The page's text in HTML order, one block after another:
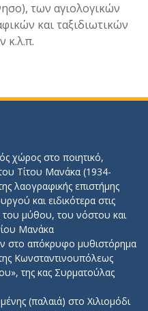
των αγιολογικών
και ταξιδιωτικών
κ.λ.π.
χώρος στο ποιητικό,
Τίτου Μανάκα (1934-
λαογραφικής επιστήμης
και ειδικότερα στις
του μύθου, του νόστου και
Μανάκα
στο απόκρυφο μυθιστόρημα
Κωνσταντινουπόλεως
της κας Συρματούλας
(παλαιά) στο Χιλιομόδι